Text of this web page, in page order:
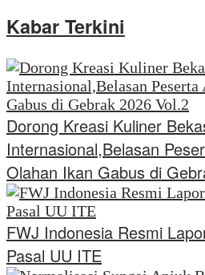
Kabar Terkini
Dorong Kreasi Kuliner
Internasional,Belasan
Olahan Ikan Gabus di
FWJ Indonesia Resmi
Pasal UU ITE